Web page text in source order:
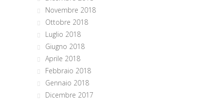
Novembre 2018
Ottobre 2018
Luglio 2018
Giugno 2018
Aprile 2018
Febbraio 2018
Gennaio 2018
Dicembre 2017